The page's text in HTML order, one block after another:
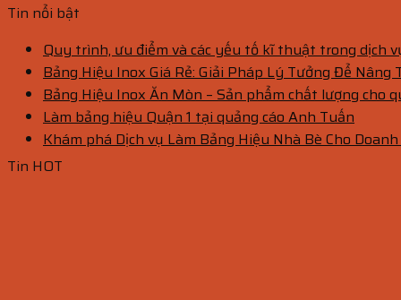
Tin nổi bật
Quy trình, ưu điểm và các yếu tố kĩ thuật trong dịch
Bảng Hiệu Inox Giá Rẻ: Giải Pháp Lý Tưởng Để Nâng
Bảng Hiệu Inox Ăn Mòn – Sản phẩm chất lượng cho
Làm bảng hiệu Quận 1 tại quảng cáo Anh Tuấn
Khám phá Dịch vụ Làm Bảng Hiệu Nhà Bè Cho
Tin HOT